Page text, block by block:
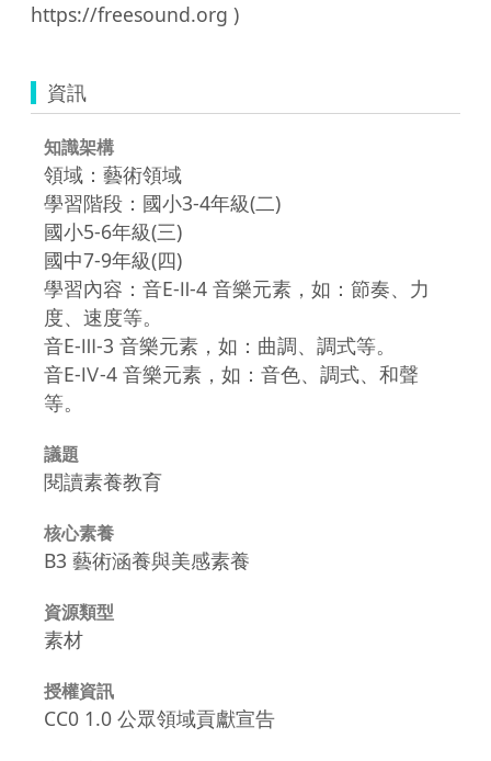
資訊
知識架構
領域：藝術領域
學習階段：國小3-4年級(二)
國小5-6年級(三)
國中7-9年級(四)
學習內容：音E-Ⅱ-4 音樂元素，如：節奏、力
度、速度等。
音E-Ⅲ-3 音樂元素，如：曲調、調式等。
音E-Ⅳ-4 音樂元素，如：音色、調式、和聲
等。
議題
閱讀素養教育
核心素養
B3 藝術涵養與美感素養
資源類型
素材
授權資訊
CC0 1.0 公眾領域貢獻宣告